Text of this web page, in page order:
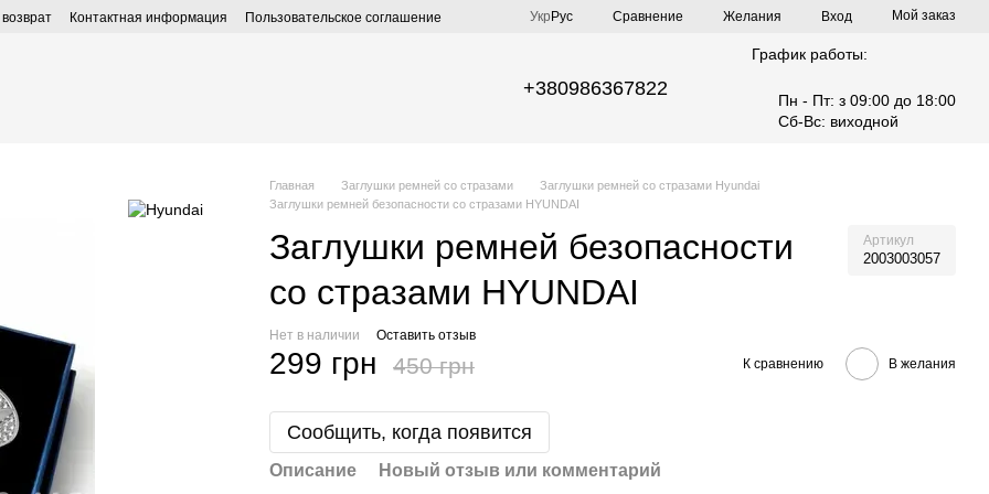
Контактная информация Пользовательское соглашение Укр Рус Сравнение Желания Вход Мой заказ
+380986367822
График работы:
Пн - Пт: з 09:00 до 18:00
Сб-Вс: виходной
Главная Заглушки ремней со стразами
Заглушки ремней со стразами Hyundai
Заглушки ремней безопасности со стразами HYUNDAI
Заглушки ремней безопасности
со стразами HYUNDAI
Артикул
2003003057
Нет в наличии Оставить отзыв
299 грн 450 грн К сравнению В желания
Сообщить, когда появится
Описание
Новый отзыв или комментарий